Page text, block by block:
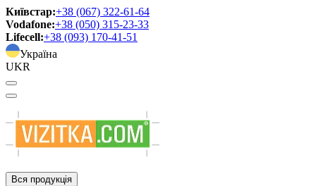
Київстар:+38 (067) 322-61-64
Vodafone:+38 (050) 315-23-33
Lifecell:+38 (093) 170-41-51
Україна
UKR
Вся продукція